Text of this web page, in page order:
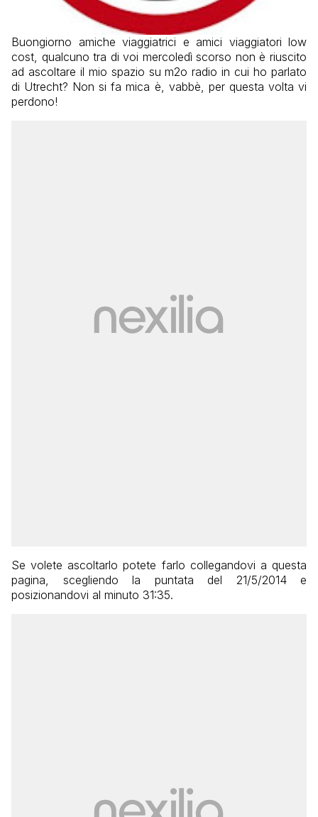
Buongiorno amiche viaggiatrici e amici viaggiatori low
cost, qualcuno tra di voi mercoledì scorso non è riuscito
ad ascoltare il mio spazio su m2o radio in cui ho parlato
di Utrecht? Non si fa mica è, vabbè, per questa volta vi
perdono!
Se volete ascoltarlo potete farlo collegandovi a questa
pagina, scegliendo la puntata del 21/5/2014 e
posizionandovi al minuto 31:35.